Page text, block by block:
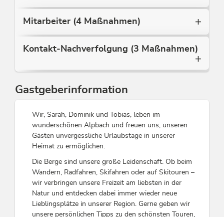
Mitarbeiter (4 Maßnahmen)
Kontakt-Nachverfolgung (3 Maßnahmen)
Gastgeberinformation
Wir, Sarah, Dominik und Tobias, leben im
wunderschönen Alpbach und freuen uns, unseren
Gästen unvergessliche Urlaubstage in unserer
Heimat zu ermöglichen.
Die Berge sind unsere große Leidenschaft. Ob beim
Wandern, Radfahren, Skifahren oder auf Skitouren –
wir verbringen unsere Freizeit am liebsten in der
Natur und entdecken dabei immer wieder neue
Lieblingsplätze in unserer Region. Gerne geben wir
unsere persönlichen Tipps zu den schönsten Touren,